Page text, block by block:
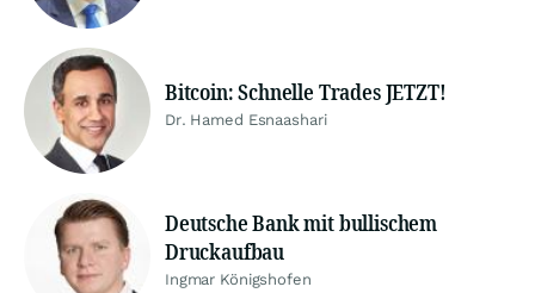
Bitcoin: Schnelle Trades JETZT!
Dr. Hamed Esnaashari
Deutsche Bank mit bullischem
Druckaufbau
Ingmar Königshofen